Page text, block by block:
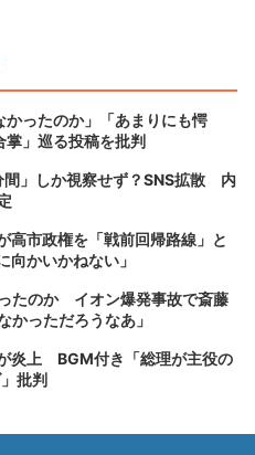
ったのか」「あまりにも愕
」巡る投稿を批判
間」しか視察せず？SNS拡散 内
高市政権を「戦前回帰路線」と
かいかねない」
たのか イオン爆発事故で斎藤
かっただろうなあ」
炎上 BGM付き「総理が主役の
批判